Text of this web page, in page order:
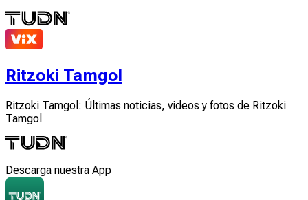
Ritzoki Tamgol
Ritzoki Tamgol: Últimas noticias, videos y fotos de Ritzoki
Tamgol
Descarga nuestra App